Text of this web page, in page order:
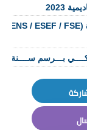
2023
ســــنة 2026 👮🏼‍♂️👮🏼‍♀️
LinkedIn